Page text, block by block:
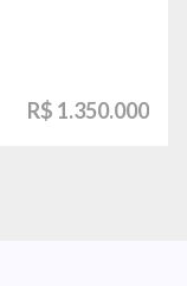
R$ 1.350.000